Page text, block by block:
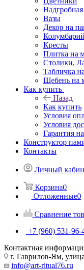
Вазы
Декор на
Колумбарий
Кресты
Плитка на
Столики,
Табличка
Щебень на
Как купить
Назад
Как купить
Условия
Условия
Гарантия
Конструктор
Контакты
Личный
Корзина0
Отложенные0
Сравнение
+7 (960) 531-96-
Контактная
г. Гаврилов-Ям,
info@art-ritual76.ru